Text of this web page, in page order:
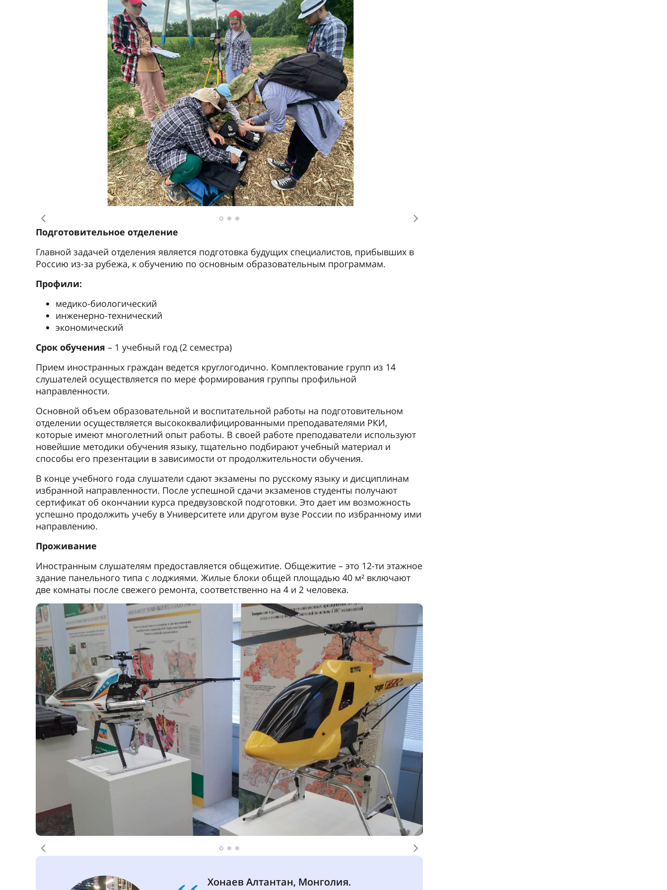
Подготовительное отделение
Главной задачей отделения является подготовка будущих специалистов, прибывших в
Россию из-за рубежа, к обучению по основным образовательным программам.
медико-биологический
инженерно-технический
экономический
– 1 учебный год (2 семестра)
Прием иностранных граждан ведется круглогодично. Комплектование групп из 14
слушателей осуществляется по мере формирования группы профильной
направленности.
Основной объем образовательной и воспитательной работы на подготовительном
отделении осуществляется высококвалифицированными преподавателями РКИ,
которые имеют многолетний опыт работы. В своей работе преподаватели используют
новейшие методики обучения языку, тщательно подбирают учебный материал и
способы его презентации в зависимости от продолжительности обучения.
В конце учебного года слушатели сдают экзамены по русскому языку и дисциплинам
избранной направленности. После успешной сдачи экзаменов студенты получают
сертификат об окончании курса предвузовской подготовки. Это дает им возможность
успешно продолжить учебу в Университете или другом вузе России по избранному ими
направлению.
Проживание
Иностранным слушателям предоставляется общежитие. Общежитие – это 12-ти этажное
здание панельного типа с лоджиями. Жилые блоки общей площадью 40 м² включают
две комнаты после свежего ремонта, соответственно на 4 и 2 человека.
Предыдущее
Хонаев Алтантан, Монголия.
Абитуриент архитектурного
факультета
Мне 18 лет, я приехал из Монголии, чтобы
получить образование в ГУЗ. Сейчас прохожу
курсы русского языка. Хочу стать архитектором.
центре Москвы. Общежитие тихое, удобное и
светлое. Отношение ко мне очень
доброжелательное.
Наранцацралт Жанлавын (1957–2007). Выпускник Государственного университета
по землеустройству, чей бюст установлен на Аллее Славы Университета
Жанлавын Наранцацралт – видный монгольский политик, 20-й премьер-министр
Монголии (1998–1999), мэр Улан-Батора (1996–1998), профессор, доктор наук.
01.09.2023
Университеты России